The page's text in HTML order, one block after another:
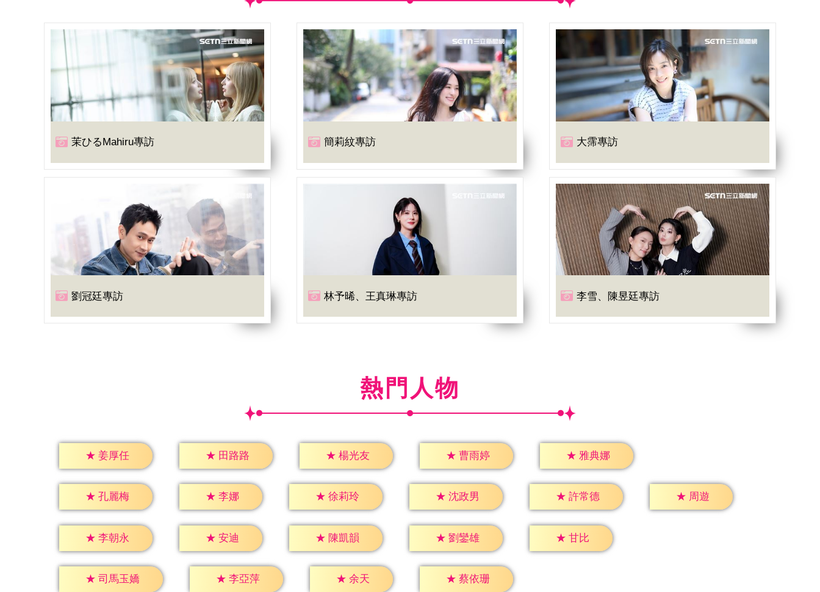
/15)敖犬三立新聞網專訪。 （圖／記者楊澍攝影）
茉ひるMahiru專訪 簡莉紋專訪 大霈專訪
劉冠廷專訪 林予晞、王真琳專訪 李雪、陳昱廷專訪
熱門人物
★ 姜厚任 ★ 田路路 ★ 楊光友 ★ 曹雨婷 ★ 雅典娜
★ 孔麗梅 ★ 李娜 ★ 徐莉玲 ★ 沈政男 ★ 許常德 ★ 周遊
★ 李朝永 ★ 安迪 ★ 陳凱韻 ★ 劉鑾雄 ★ 甘比
★ 司馬玉嬌 ★ 李亞萍 ★ 余天 ★ 蔡依珊